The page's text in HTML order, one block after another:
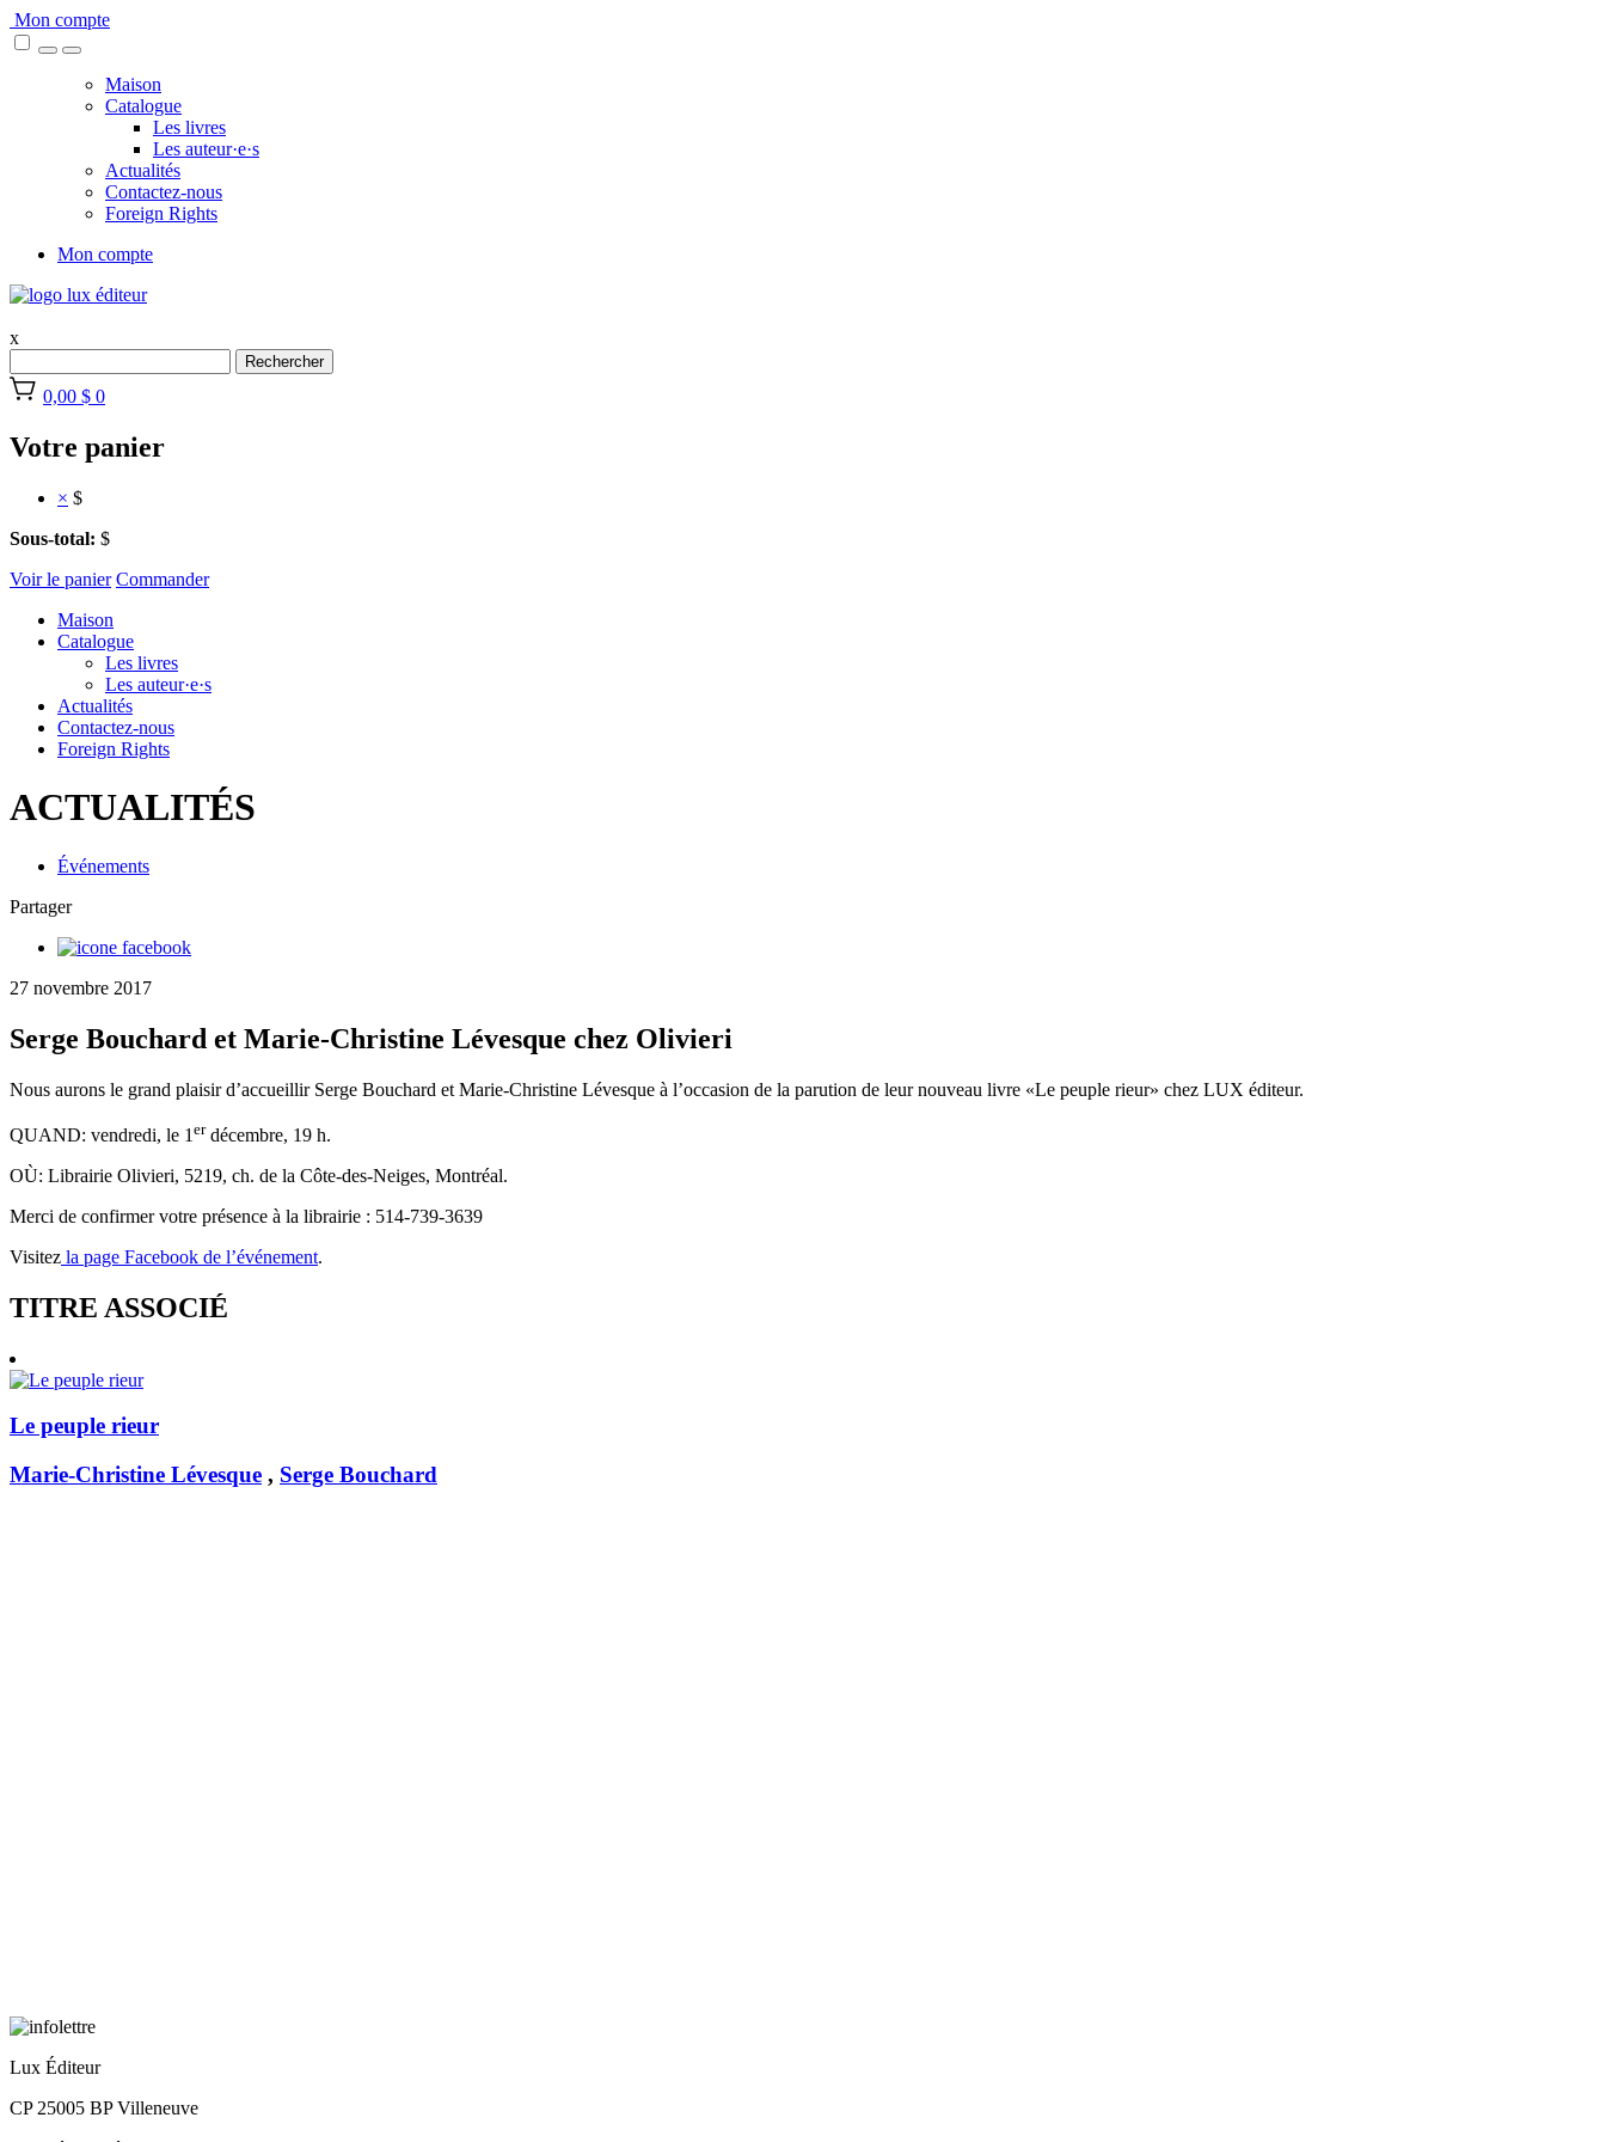
Skip
to
Mon compte
Maison
Catalogue
Les livres
Les auteur·e·s
Actualités
Contactez-nous
Foreign Rights
Mon compte
x
Rechercher
0,00 $ 0
Votre panier
× $
Sous-total: $
Voir le panier Commander
Maison
Catalogue
Les livres
Les auteur·e·s
Actualités
Contactez-nous
Foreign Rights
ACTUALITÉS
Événements
Partager
27 novembre 2017
Serge Bouchard et Marie-Christine Lévesque chez Olivieri
Nous aurons le grand plaisir d’accueillir Serge Bouchard et Marie-Christine Lévesque à l’occasion de la parution de leur nouveau livre «Le peuple rieur» chez LUX éditeur.
QUAND: vendredi, le 1 erdécembre, 19 h.
OÙ: Librairie Olivieri, 5219, ch. de la Côte-des-Neiges, Montréal.
Merci de confirmer votre présence à la librairie : 514-739-3639
Visitez la page Facebook de l’événement.
TITRE ASSOCIÉ
Le peuple rieur
Marie-Christine Lévesque , Serge Bouchard
Lux Éditeur
CP 25005 BP Villeneuve